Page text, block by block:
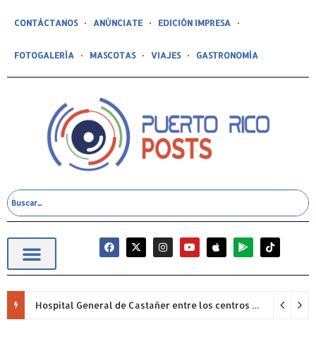
CONTÁCTANOS ANÚNCIATE EDICIÓN IMPRESA
FOTOGALERÍA MASCOTAS VIAJES GASTRONOMÍA
Hospital General de Castañer entre los centros de salud comunitarios con mejor desempeño clínico de Estados Unidos